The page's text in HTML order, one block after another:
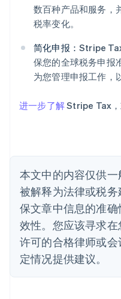
数百种产品和服务，
税率变化。
简化申报： Stripe
保您的全球税务申报
为您管理申报工作，
进一步了解Stripe Tax
本文中的内容仅供
被解释为法律或税
保文章中信息的准
效性。您应该寻求
许可的合格律师或
定情况提供建议。
爱尔兰
English
English
奥地利
DeutschEnglish
澳大利亚
巴西
比利时
波兰
English
丹麦
English
德国
Deutsch English
法国
FrançaisEnglish
芬兰